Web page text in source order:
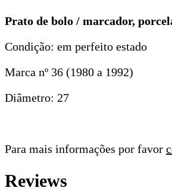
Prato de bolo / marcador,
Condição: em perfeito estado
Marca nº 36 (1980 a 1992)
Diâmetro: 27
Para mais informações por favor
Reviews